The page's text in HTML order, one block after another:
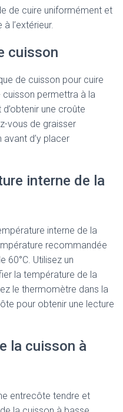
de cuire uniformément et
l’extérieur.
cuisson
de cuisson pour cuire
cuisson permettra à la
une croûte
vous de graisser
d’y placer
interne de la
interne de la
recommandée
60°C. Utilisez un
la température de la
le thermomètre dans la
pour obtenir une lecture
la cuisson à
entrecôte tendre et